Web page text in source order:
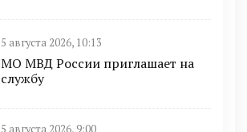
5 августа 2026, 10:13
МО МВД России приглашает на
службу
5 августа 2026, 9:00